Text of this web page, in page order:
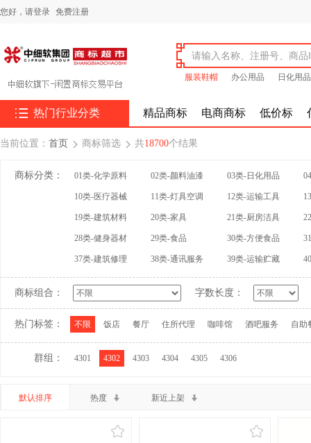
您好， 请登录 免费注册
服装鞋帽 办公用品 日化用品
 热门行业分类 精品商标 电商商标 低价标
当前位置： 首页  商标筛选  共18700个结果
商标分类： 01类-化学原料 02类-颜料油漆 03类-日化用品
10类-医疗器械 11类-灯具空调 12类-运输工具
19类-建筑材料 20类-家具 21类-厨房洁具
28类-健身器材 29类-食品 30类-方便食品
37类-建筑修理 38类-通讯服务 39类-运输贮藏
商标组合： 字数长度：
热门标签： 不限 饭店 餐厅 住所代理 咖啡馆 酒吧服务 自助
群组： 4301 4302 4303 4304 4305 4306
默认排序 热度 新近上架